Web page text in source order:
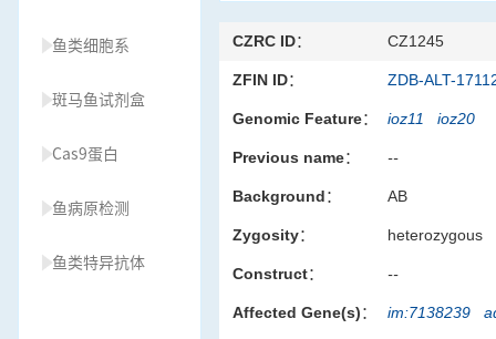
鱼类细胞系
斑马鱼试剂盒
Cas9蛋白
鱼病原检测
鱼类特异抗体
CZRC ID： CZ1245
ZFIN ID： ZDB-ALT-
Genomic Feature： ioz11 ioz20
Previous name： --
Background： AB
Zygosity： heterozygous
Construct： --
Affected Gene(s)： im:7138239